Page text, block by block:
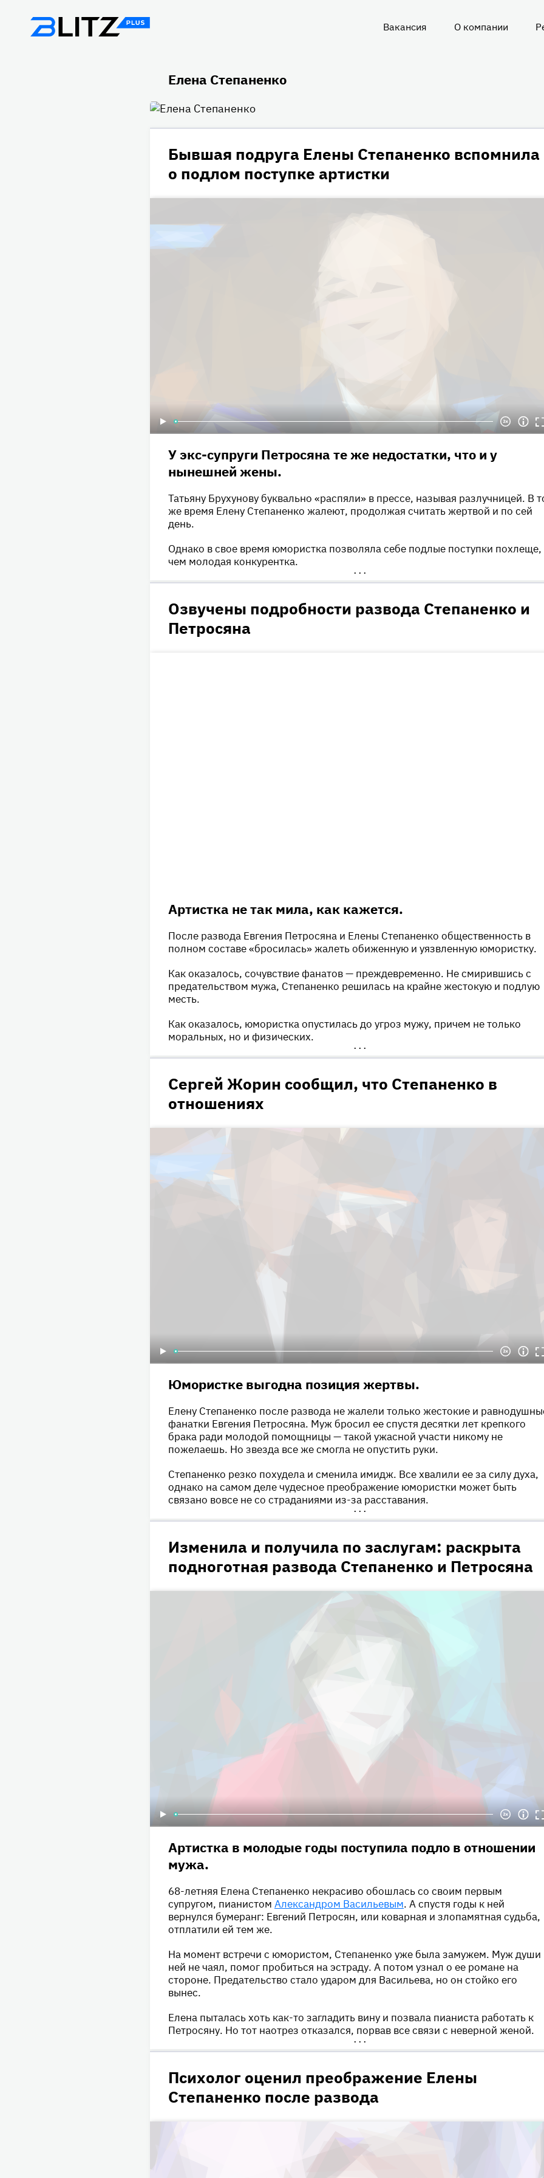
Вакансия О компании
Елена Степаненко
Бывшая подруга Елены Степаненко вспомнила
о подлом поступке артистки
У экс-супруги Петросяна те же недостатки, что и у
нынешней жены.
Татьяну Брухунову буквально «распяли» в прессе, называя разлучницей. В
же время Елену Степаненко жалеют, продолжая считать жертвой и по сей
день.
Однако в свое время юмористка позволяла себе подлые поступки похлеще,
чем молодая конкурентка.
•••
Озвучены подробности развода Степаненко и
Петросяна
Артистка не так мила, как кажется.
После развода Евгения Петросяна и Елены Степаненко общественность в
полном составе «бросилась» жалеть обиженную и уязвленную юмористку.
Как оказалось, сочувствие фанатов — преждевременно. Не смирившись с
предательством мужа, Степаненко решилась на крайне жестокую и подлую
месть.
Как оказалось, юмористка опустилась до угроз мужу, причем не только
моральных, но и физических.
•••
Сергей Жорин сообщил, что Степаненко в
отношениях
Юмористке выгодна позиция жертвы.
Елену Степаненко после развода не жалели только жестокие и
фанатки Евгения Петросяна. Муж бросил ее спустя десятки лет крепкого
брака ради молодой помощницы — такой ужасной участи никому не
пожелаешь. Но звезда все же смогла не опустить руки.
Степаненко резко похудела и сменила имидж. Все хвалили ее за силу духа,
однако на самом деле чудесное преображение юмористки может быть
связано вовсе не со страданиями из-за расставания.
•••
Изменила и получила по заслугам: раскрыта
подноготная развода Степаненко и Петросяна
Артистка в молодые годы поступила подло в отношении
мужа.
68-летняя Елена Степаненко некрасиво обошлась со своим первым
супругом, пианистом Александром Васильевым. А спустя годы к ней
вернулся бумеранг: Евгений Петросян, или коварная и злопамятная судьба,
отплатили ей тем же.
На момент встречи с юмористом, Степаненко уже была замужем. Муж души
ней не чаял, помог пробиться на эстраду. А потом узнал о ее романе на
стороне. Предательство стало ударом для Васильева, но он стойко его
вынес.
Елена пыталась хоть как-то загладить вину и позвала пианиста работать к
Петросяну. Но тот наотрез отказался, порвав все связи с неверной женой.
•••
Психолог оценил преображение Елены
Степаненко после развода